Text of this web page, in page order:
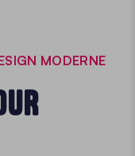
MODERNE